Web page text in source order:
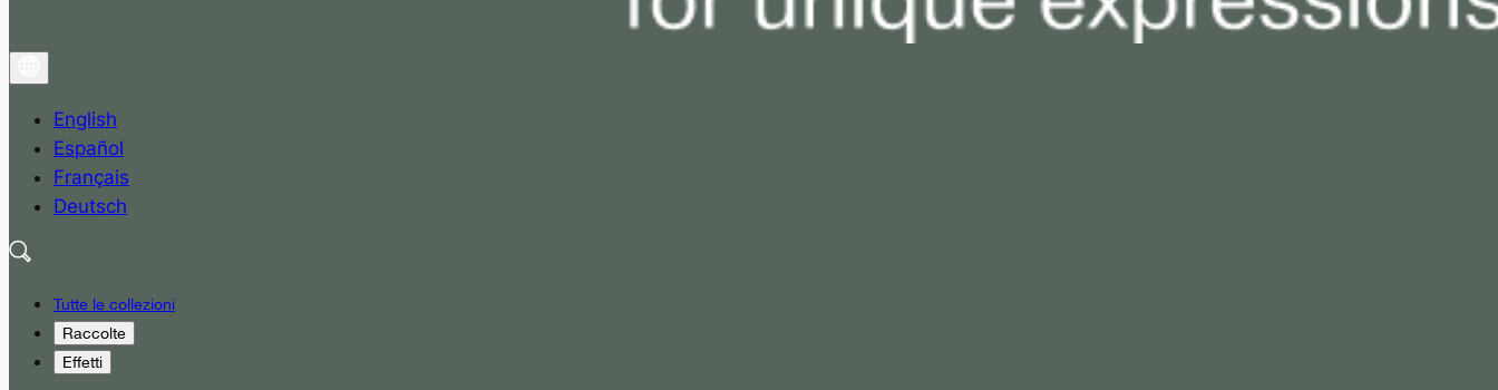
English
Español
Français
Deutsch
Tutte le collezioni
Raccolte
Effetti